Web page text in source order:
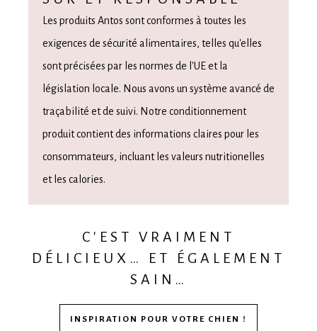
Les produits Antos sont conformes à toutes les
exigences de sécurité alimentaires, telles qu'elles
sont précisées par les normes de l'UE et la
législation locale. Nous avons un système avancé de
traçabilité et de suivi. Notre conditionnement
produit contient des informations claires pour les
consommateurs, incluant les valeurs nutritionelles
et les calories.
C'EST VRAIMENT
DÉLICIEUX… ET ÉGALEMENT
SAIN…
INSPIRATION POUR VOTRE CHIEN !